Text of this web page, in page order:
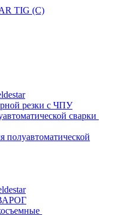
TIG (С)
резки с ЧПУ
сварки
полуавтоматической